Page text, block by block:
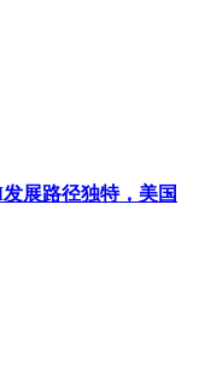
展路径独特，美国